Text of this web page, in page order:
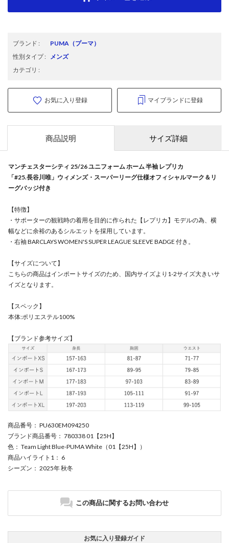
ブランド : PUMA （プーマ）
性別タイプ: メンズ
カテゴリ :
お気に入り登録 マイブランドに登録
商品説明 サイズ詳細
マンチェスターシティ 25/26 ユニフォーム ホーム 半袖 レプリカ
「#25.長谷川唯」ウィメンズ・スーパーリーグ仕様オフィシャルマーク＆リ
ーグバッジ付き
【特徴】
・サポーターの観戦時の着用を目的に作られた【レプリカ】モデルの為、横
幅などに余裕のあるシルエットを採用しています。
・右袖 BARCLAYS WOMEN'S SUPER LEAGUE SLEEVE BADGE 付き。
【サイズについて】
こちらの商品はインポートサイズのため、国内サイズより1-2サイズ大きいサ
イズとなります。
【スペック】
本体:ポリエステル100%
【ブランド参考サイズ】
商品番号 ： PU630EM094250
ブランド商品番号 ： 780338 01【25H】
色 ： Team Light Blue-PUMA White（01【25H】）
商品ハイライト1 ： 6
シーズン ： 2025年 秋冬
この商品に関するお問い合わせ
お気に入り登録ガイド